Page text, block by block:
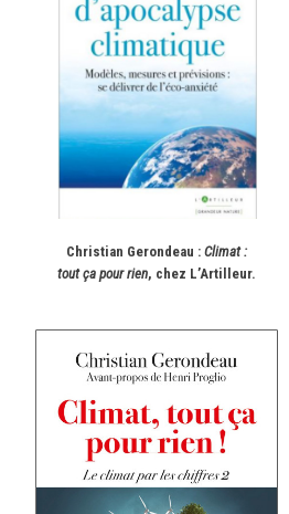
Christian Gerondeau : Climat :
tout ça pour rien, chez L’Artilleur.